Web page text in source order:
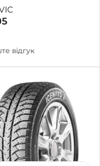
відгук